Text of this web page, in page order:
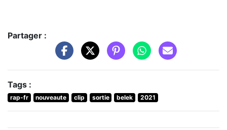
Partager :
Tags :
rap-fr nouveaute clip sortie belek 2021